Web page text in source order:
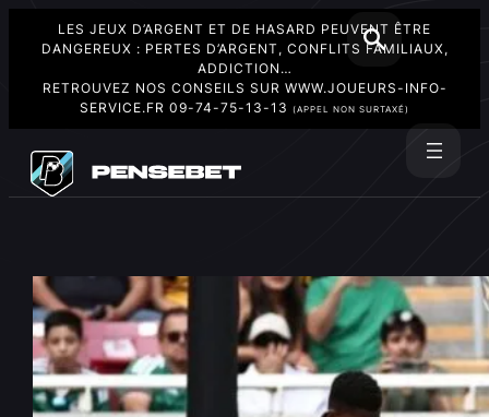
LES JEUX D’ARGENT ET DE HASARD PEUVENT ÊTRE
DANGEREUX : PERTES D’ARGENT, CONFLITS FAMILIAUX,
ADDICTION…
RETROUVEZ NOS CONSEILS SUR WWW.JOUEURS-INFO-
SERVICE.FR 09-74-75-13-13 (APPEL NON SURTAXÉ)
contenu